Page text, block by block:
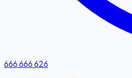
666 666 626